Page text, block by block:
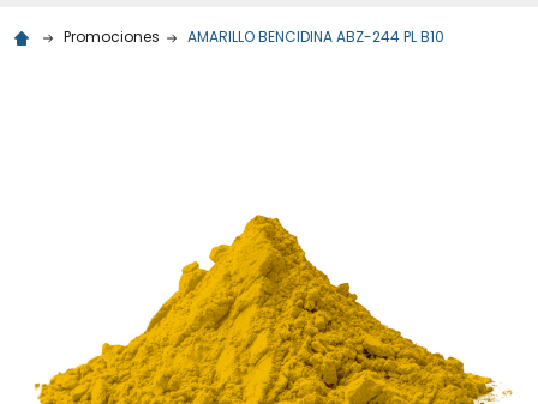
Promociones AMARILLO BENCIDINA ABZ-244 PL B10